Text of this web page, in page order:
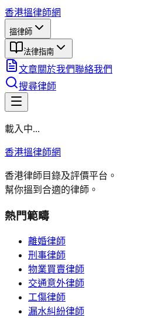
香港搵律師網
搵律師
法律指南
文章關於我們聯絡我們
搜尋律師
載入中...
香港搵律師網
香港律師目錄及評價平台。
幫你搵到合適的律師。
熱門範疇
離婚律師
刑事律師
物業買賣律師
交通意外律師
工傷律師
漏水糾紛律師